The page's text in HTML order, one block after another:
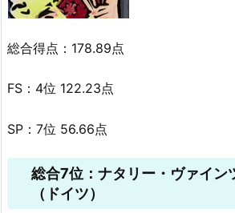
総合得点：178.89点
FS：4位 122.23点
SP：7位 56.66点
総合7位：ナタリー・ヴァイン
（ドイツ）